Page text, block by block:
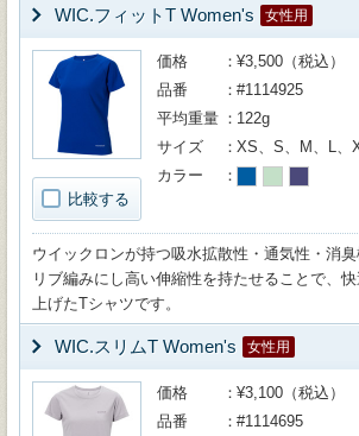
WIC.フィットT Women's 女性用
比較する
価格
¥3,500（税込）
品番
#1114925
平均重量
122g
サイズ
XS、S、M、L、
カラー
ウイックロンが持つ吸水拡散性・通気性・消臭
リブ編みにし高い伸縮性を持たせることで、
上げたTシャツです。
WIC.スリムT Women's 女性用
価格
¥3,100（税込）
品番
#1114695